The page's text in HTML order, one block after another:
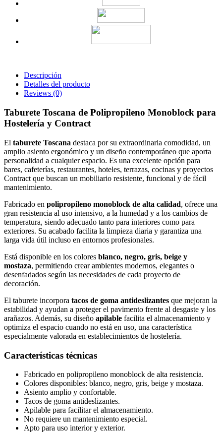
Descripción
Detalles del producto
Reviews (0)
Taburete Toscana de Polipropileno Monoblock para
Hostelería y Contract
El taburete Toscana destaca por su extraordinaria comodidad, un
amplio asiento ergonómico y un diseño contemporáneo que aporta
personalidad a cualquier espacio. Es una excelente opción para
bares, cafeterías, restaurantes, hoteles, terrazas, cocinas y proyectos
Contract que buscan un mobiliario resistente, funcional y de fácil
mantenimiento.
Fabricado en polipropileno monoblock de alta calidad, ofrece una
gran resistencia al uso intensivo, a la humedad y a los cambios de
temperatura, siendo adecuado tanto para interiores como para
exteriores. Su acabado facilita la limpieza diaria y garantiza una
larga vida útil incluso en entornos profesionales.
Está disponible en los colores blanco, negro, gris, beige y
mostaza, permitiendo crear ambientes modernos, elegantes o
desenfadados según las necesidades de cada proyecto de
decoración.
El taburete incorpora tacos de goma antideslizantes que mejoran la
estabilidad y ayudan a proteger el pavimento frente al desgaste y los
arañazos. Además, su diseño apilable facilita el almacenamiento y
optimiza el espacio cuando no está en uso, una característica
especialmente valorada en establecimientos de hostelería.
Características técnicas
Fabricado en polipropileno monoblock de alta resistencia.
Colores disponibles: blanco, negro, gris, beige y mostaza.
Asiento amplio y confortable.
Tacos de goma antideslizantes.
Apilable para facilitar el almacenamiento.
No requiere un mantenimiento especial.
Apto para uso interior y exterior.